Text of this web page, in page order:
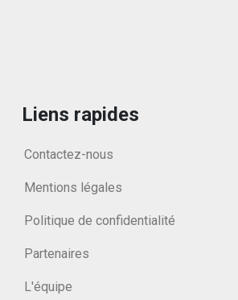
Liens rapides
Contactez-nous
Mentions légales
Politique de confidentialité
Partenaires
L'équipe